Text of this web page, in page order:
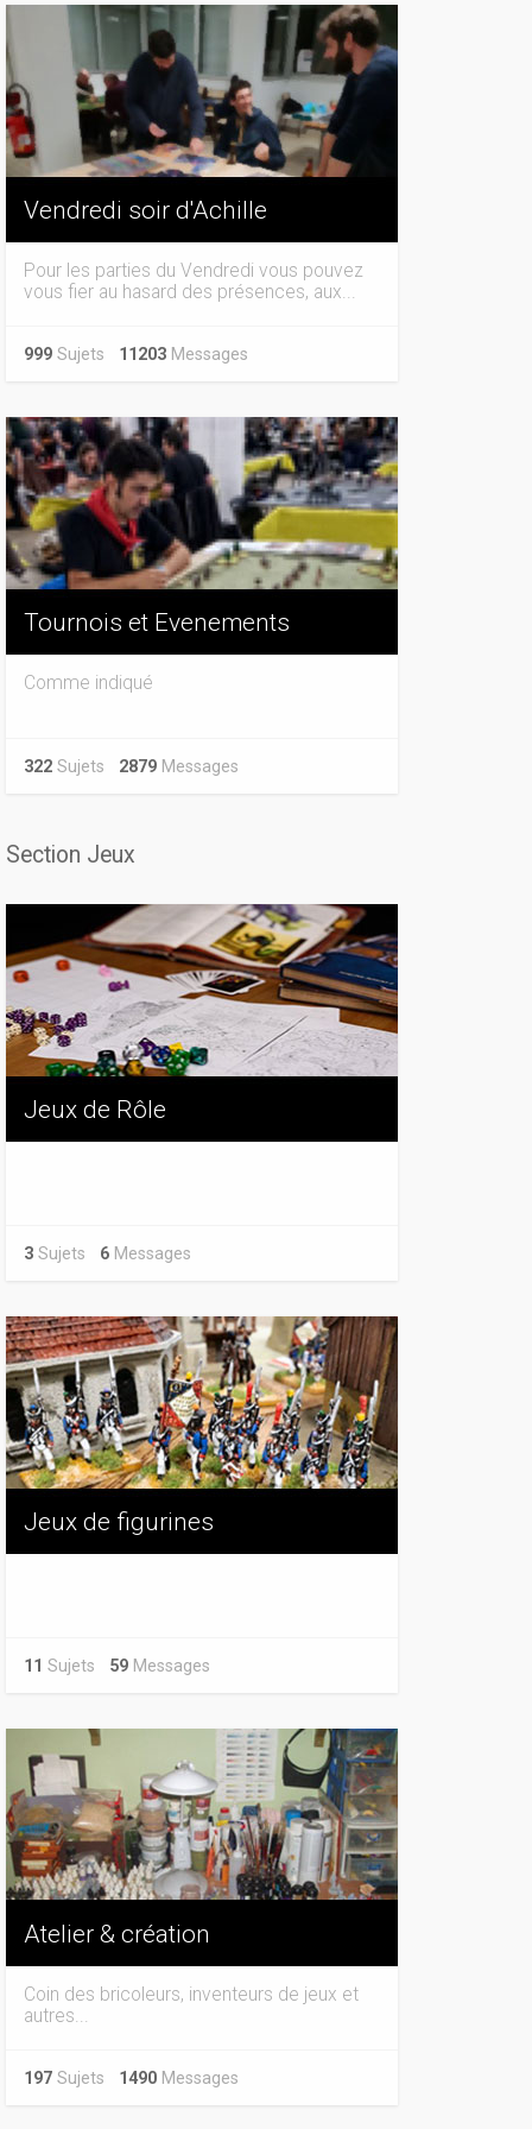
Vendredi soir d'Achille
Pour les parties du Vendredi vous pouvez
vous fier au hasard des présences, aux...
999 Sujets 11203 Messages
Tournois et Evenements
Comme indiqué
322 Sujets 2879 Messages
Section Jeux
Jeux de Rôle
3 Sujets 6 Messages
Jeux de figurines
11 Sujets 59 Messages
Atelier & création
Coin des bricoleurs, inventeurs de jeux et
autres...
197 Sujets 1490 Messages